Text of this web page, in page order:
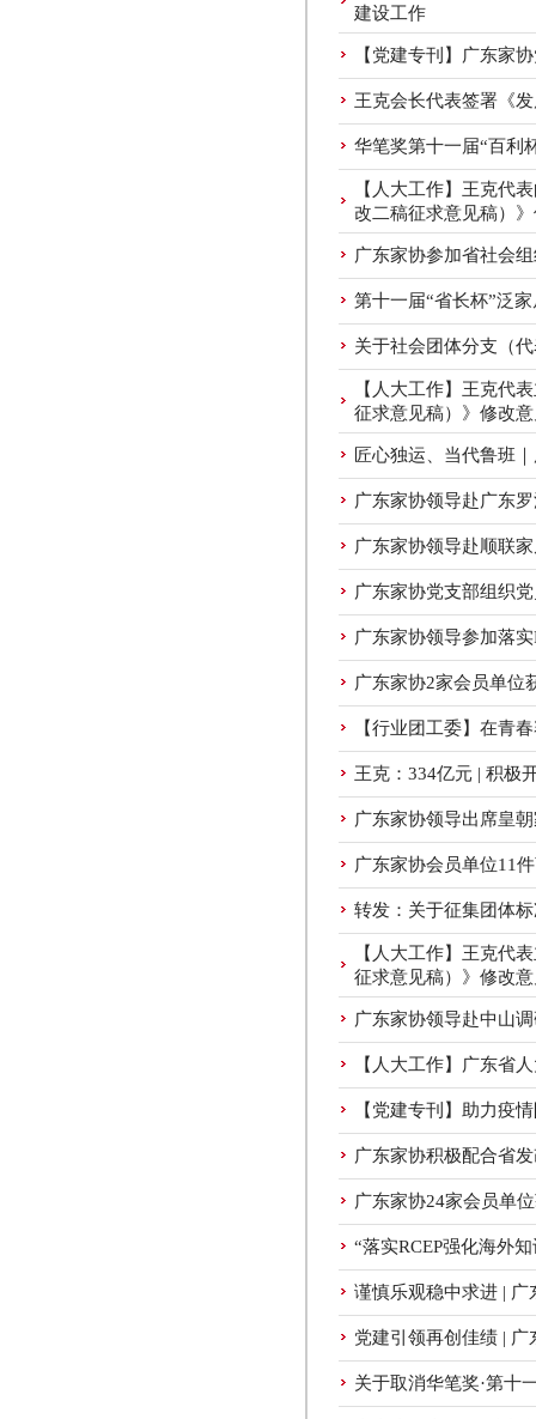
建设工作
【党建专刊】广东家
王克会长代表签署《
华笔奖第十一届“百利
【人大工作】王克代
改二稿征求意见稿）
广东家协参加省社会
第十一届“省长杯”泛
关于社会团体分支（
【人大工作】王克代
征求意见稿）》修改
匠心独运、当代鲁班
广东家协领导赴广东
广东家协领导赴顺联
广东家协党支部组织
广东家协领导参加落
广东家协2家会员单位
【行业团工委】在青
王克：334亿元 | 积极
广东家协领导出席皇
广东家协会员单位11
转发：关于征集团体
【人大工作】王克代
征求意见稿）》修改
广东家协领导赴中山
【人大工作】广东省
【党建专刊】助力疫
广东家协积极配合省
广东家协24家会员单
“落实RCEP强化海外
谨慎乐观稳中求进 |
党建引领再创佳绩 |
关于取消华笔奖·第十